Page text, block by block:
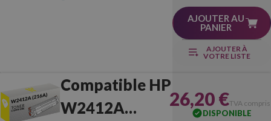
AJOUTER AU
PANIER
AJOUTER À
VOTRE LISTE
Compatible HP
W2412A
26,20 €TVA
DISPONIBLE